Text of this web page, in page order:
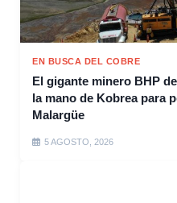
EN BUSCA DEL COBRE
El gigante minero BHP
la mano de Kobrea para
Malargüe
5 AGOSTO, 2026